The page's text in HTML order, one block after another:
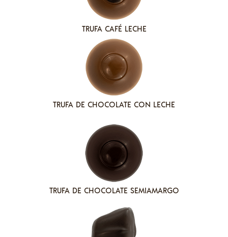
TRUFA CAFÉ LECHE
TRUFA DE CHOCOLATE CON LECHE
TRUFA DE CHOCOLATE SEMIAMARGO